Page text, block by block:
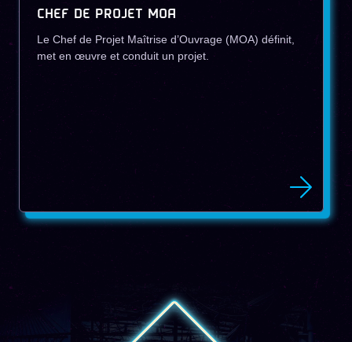
CHEF DE PROJET MOA
Le Chef de Projet Maîtrise d’Ouvrage (MOA) définit,
met en œuvre et conduit un projet.